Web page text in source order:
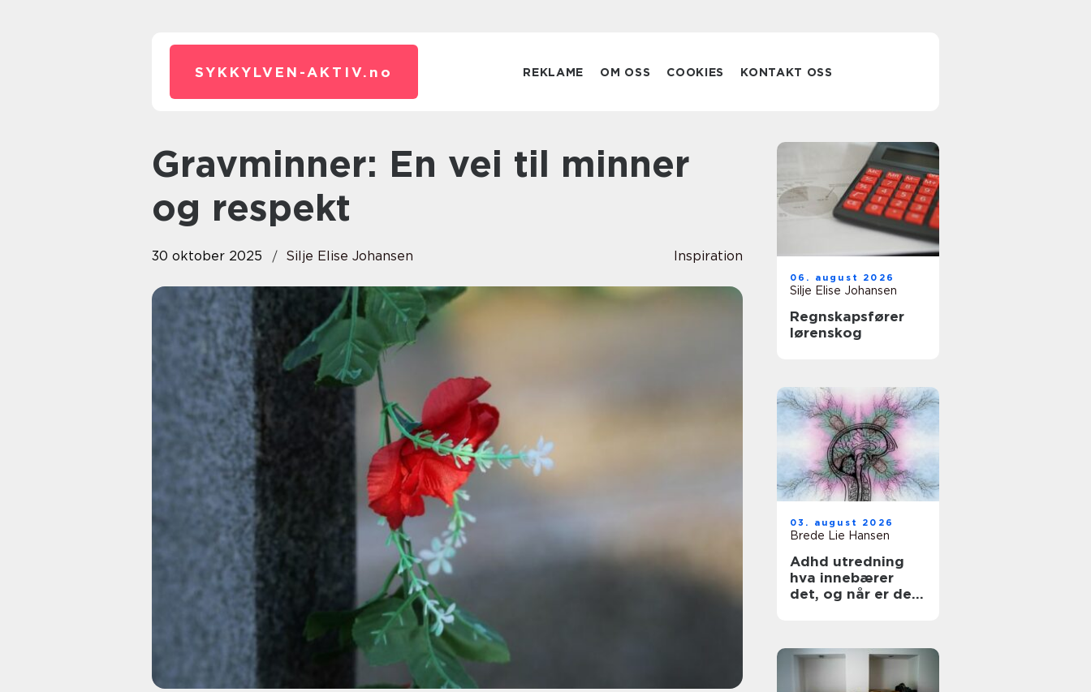
SYKKYLVEN-AKTIV. no REKLAME OM OSS COOKIES KONTAKT OSS
Gravminner: En vei til minner
og respekt
30 oktober 2025 Silje Elise Johansen Inspiration
06. august 2026
Silje Elise Johansen
Regnskapsfører
lørenskog
03. august 2026
Brede Lie Hansen
Adhd utredning
hva innebærer
det, og når er det